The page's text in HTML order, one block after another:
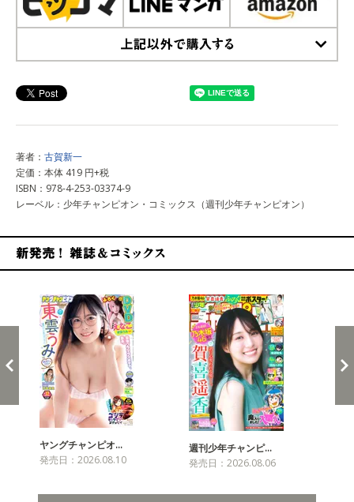
著者： 古賀新一
定価：本体 419 円+税
ISBN：978-4-253-03374-9
レーベル：少年チャンピオン・コミックス（週刊少年チャンピオン）
ヤングチャンピオ…
発売日：2026.08.10
週刊少年チャンピ…
発売日：2026.08.06